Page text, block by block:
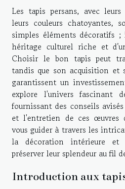
Les tapis persans, avec
leurs couleurs chatoyantes,
simples éléments décoratifs
héritage culturel riche et
Choisir le bon tapis peut
tandis que son acquisition et
garantissent un
explore l'univers fascinant
fournissant des conseils
et l'entretien de ces œuvres
vous guider à travers les
la décoration intérieure et
préserver leur splendeur au fil
Introduction aux